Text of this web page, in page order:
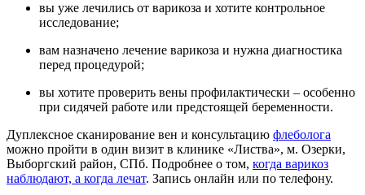
вы уже лечились от варикоза и хотите контрольное
исследование;
вам назначено лечение варикоза и нужна диагностика
перед процедурой;
вы хотите проверить вены профилактически – особенно
при сидячей работе или предстоящей беременности.
Дуплексное сканирование вен и консультацию флеболога
можно пройти в один визит в клинике «Листва», м. Озерки,
Выборгский район, СПб. Подробнее о том, когда варикоз
наблюдают, а когда лечат. Запись онлайн или по телефону.